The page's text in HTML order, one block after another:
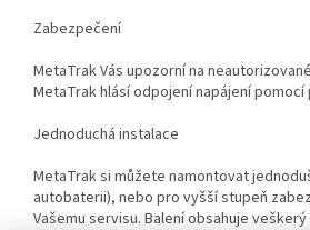
Zabezpečení
MetaTrak Vás upozorní na
MetaTrak hlásí odpojení napájení
Jednoduchá instalace
MetaTrak si můžete namontovat
autobaterii), nebo pro vyšší stupeň
Vašemu servisu. Balení obsahuje